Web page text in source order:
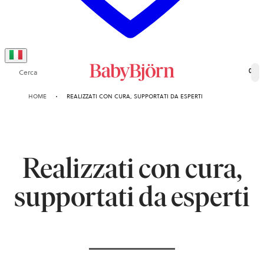
Cerca 0
HOME REALIZZATI CON CURA, SUPPORTATI DA ESPERTI
Realizzati con cura,
supportati da esperti